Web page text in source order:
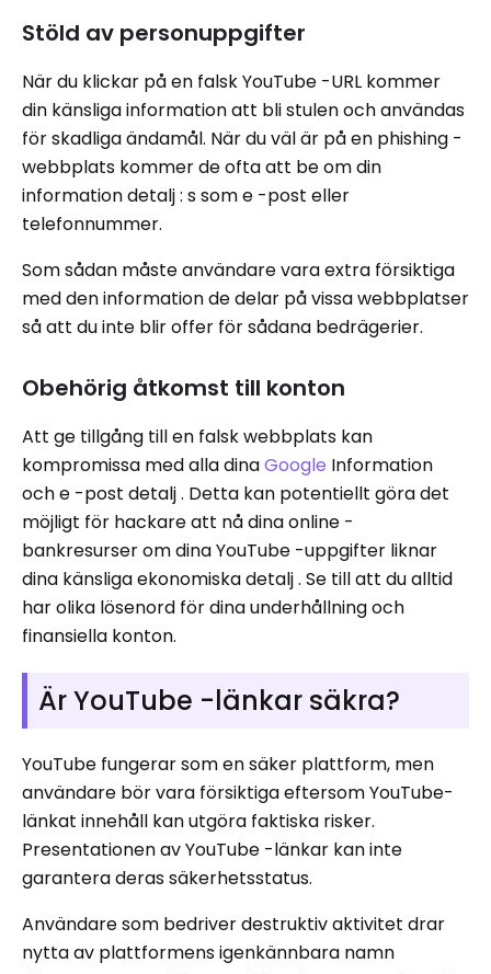
Stöld av personuppgifter
När du klickar på en falsk YouTube -URL kommer
din känsliga information att bli stulen och användas
för skadliga ändamål. När du väl är på en phishing -
webbplats kommer de ofta att be om din
information detalj : s som e -post eller
telefonnummer.
Som sådan måste användare vara extra försiktiga
med den information de delar på vissa webbplatser
så att du inte blir offer för sådana bedrägerier.
Obehörig åtkomst till konton
Att ge tillgång till en falsk webbplats kan
kompromissa med alla dinaGoogle Information
och e -post detalj . Detta kan potentiellt göra det
möjligt för hackare att nå dina online -
bankresurser om dina YouTube -uppgifter liknar
dina känsliga ekonomiska detalj . Se till att du alltid
har olika lösenord för dina underhållning och
finansiella konton.
Är YouTube -länkar säkra?
YouTube fungerar som en säker plattform, men
användare bör vara försiktiga eftersom YouTube-
länkat innehåll kan utgöra faktiska risker.
Presentationen av YouTube -länkar kan inte
garantera deras säkerhetsstatus.
Användare som bedriver destruktiv aktivitet drar
nytta av plattformens igenkännbara namn